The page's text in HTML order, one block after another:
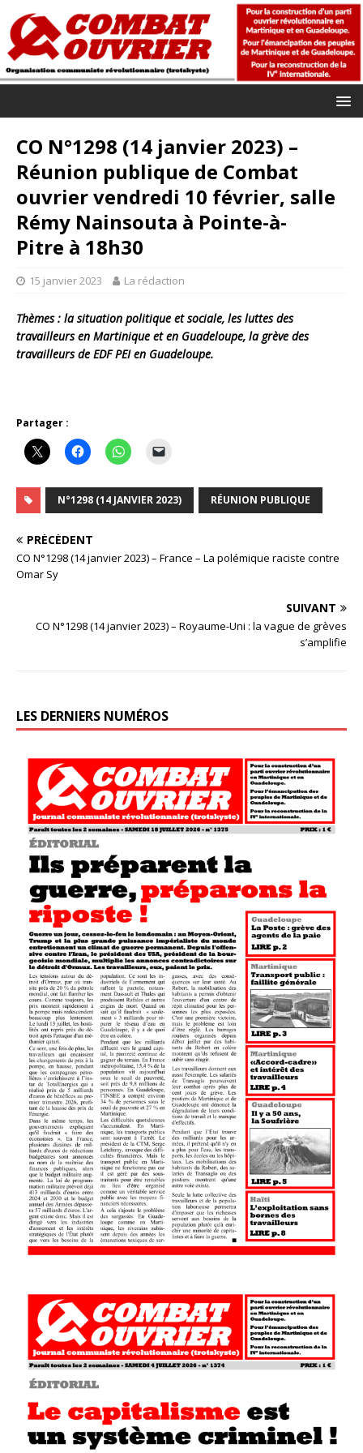
CO N°1298 (14 janvier 2023) –
Réunion publique de Combat
ouvrier vendredi 10 février, salle
Rémy Nainsouta à Pointe-à-
Pitre à 18h30
15 janvier 2023 La rédaction
Thèmes : la situation politique et sociale, les luttes des
travailleurs en Martinique et en Guadeloupe, la grève des
travailleurs de EDF PEI en Guadeloupe.
Partager :
N°1298 (14 JANVIER 2023) RÉUNION PUBLIQUE
PRÉCÉDENT
CO N°1298 (14 janvier 2023) – France – La polémique raciste contre
Omar Sy
SUIVANT
CO N°1298 (14 janvier 2023) – Royaume-Uni : la vague de grèves
s’amplifie
LES DERNIERS NUMÉROS